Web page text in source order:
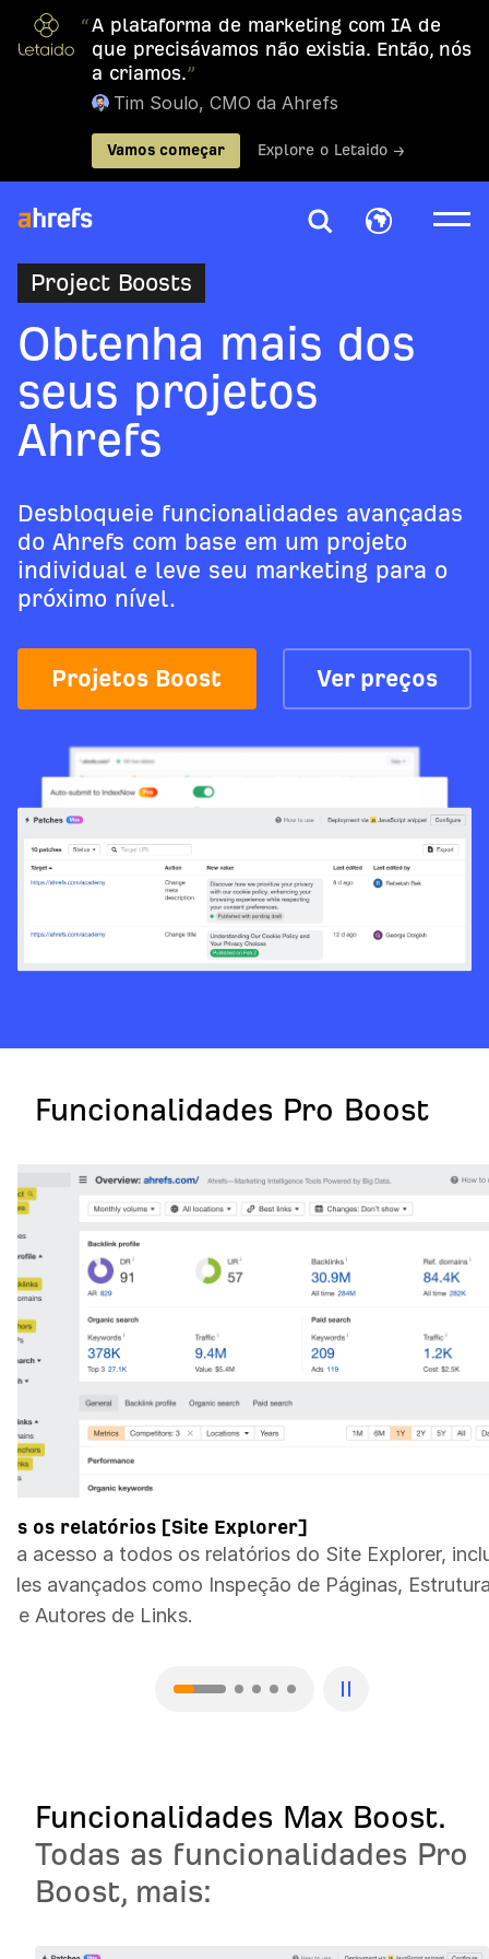
“A plataforma de marketing com IA de
que precisávamos não existia. Então, nós
a criamos.”
Tim Soulo, CMO da Ahrefs
Vamos começar Explore o Letaido →
Project Boosts
Obtenha mais dos
seus projetos
Ahrefs
Desbloqueie funcionalidades avançadas
do Ahrefs com base em um projeto
individual e leve seu marketing para o
próximo nível.
Projetos Boost Ver preços
Funcionalidades Pro Boost
os relatórios [Site Explorer]
acesso a todos os relatórios do Site Explorer,
avançados como Inspeção de Páginas,
e Autores de Links.
Funcionalidades Max Boost.
Todas as funcionalidades Pro
Boost, mais: